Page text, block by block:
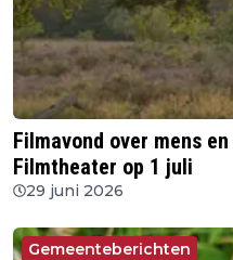
Filmavond over mens
Filmtheater op 1 juli
29 juni 2026
Gemeenteberichten